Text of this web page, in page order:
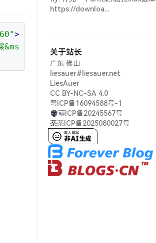
>
https://downloa...
关于站长
广东 佛山
liesauer#liesauer.net
LiesAuer
CC BY-NC-SA 4.0
粤ICP备16094588号-1
萌ICP备20245567号
茶茶ICP备2025080027号